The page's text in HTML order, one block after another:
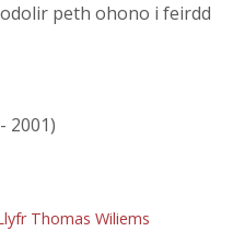
peth ohono i feirdd
2001)
Thomas Wiliems